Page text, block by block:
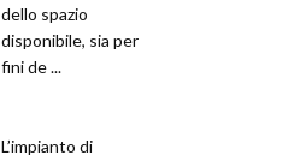
dello spazio
disponibile, sia per
fini de ...
L’impianto di